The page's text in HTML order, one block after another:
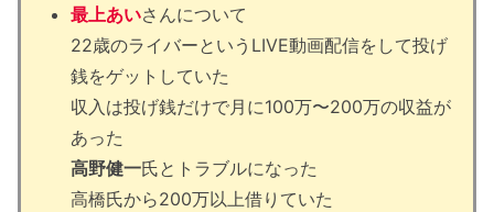
最上あいさんについて
22歳のライバーというLIVE動画配信をして投げ
銭をゲットしていた
収入は投げ銭だけで月に100万〜200万の収益が
あった
高野健一氏とトラブルになった
高橋氏から200万以上借りていた